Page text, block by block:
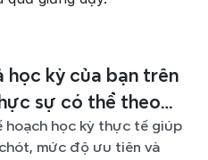
học kỳ của bạn trên
sự có thể theo
hoạch học kỳ thực tế giúp
mức độ ưu tiên và